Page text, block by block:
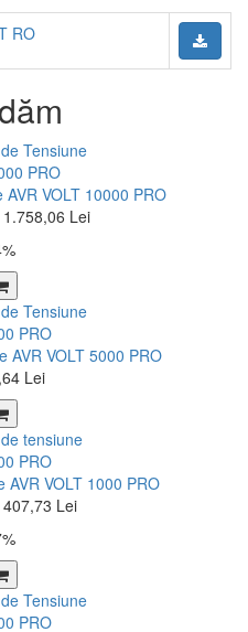
RO
VOLT 10000 PRO
1.758,06 Lei
AVR VOLT 5000 PRO
Lei
VOLT 1000 PRO
407,73 Lei